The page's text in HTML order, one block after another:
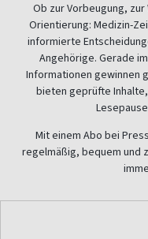
Ob zur Vorbeugung,
Orientierung: Medizin-
informierte
Angehörige. Gerade
Informationen gewinnen
bieten geprüfte
Mit einem Abo bei
regelmäßig, bequem und